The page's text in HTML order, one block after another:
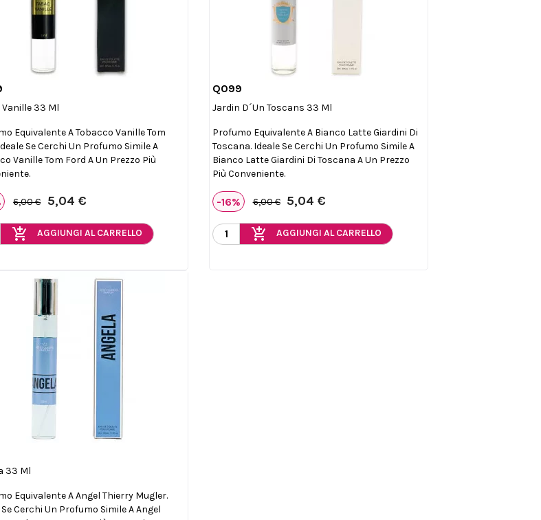
Vanille 33 Ml
Equivalente A Tobacco Vanille Tom
Se Cerchi Un Profumo Simile A
Vanille Tom Ford A Un Prezzo Più
6,00 € 5,04 €
add_shopping_cart AGGIUNGI AL CARRELLO
Q099
Jardin D´un Toscans 33 Ml
Profumo Equivalente A Bianco Latte Giardini Di
Toscana. Ideale Se Cerchi Un Profumo Simile A
Bianco Latte Giardini Di Toscana A Un Prezzo
Più Conveniente.
-16% 6,00 € 5,04 €
add_shopping_cart AGGIUNGI AL CARRELLO
33 Ml
Equivalente A Angel Thierry Mugler.
Cerchi Un Profumo Simile A Angel